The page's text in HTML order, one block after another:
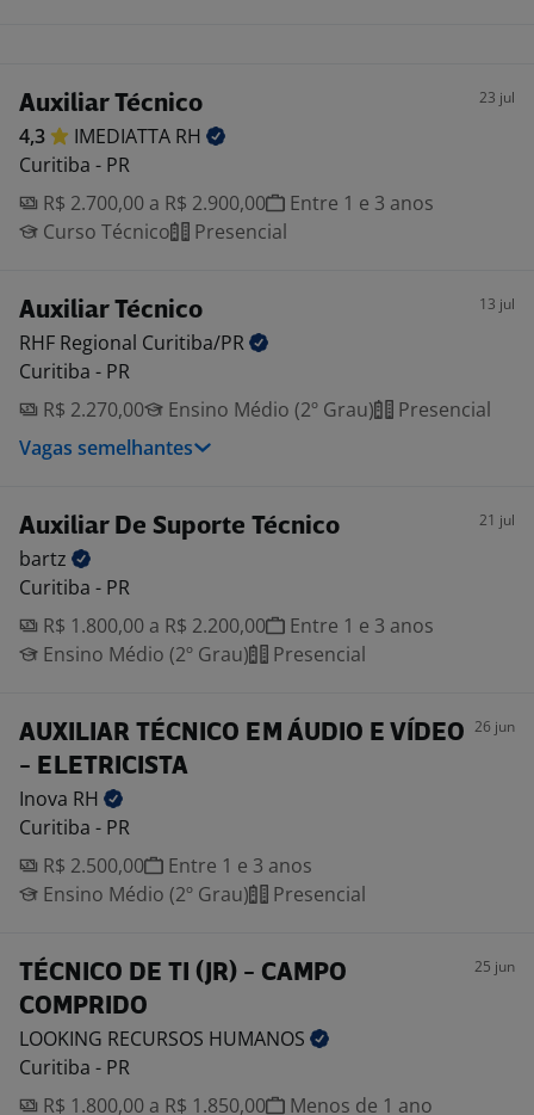
Auxiliar Técnico 23 jul
4,3 IMEDIATTA RH
Curitiba - PR
R$ 2.700,00 a R$ 2.900,00
Entre 1 e 3 anos
Curso Técnico
Presencial
Auxiliar Técnico 13 jul
RHF Regional Curitiba/PR
Curitiba - PR
R$ 2.270,00
Ensino Médio (2º Grau)
Presencial
Vagas semelhantes
Auxiliar De Suporte Técnico 21 jul
bartz
Curitiba - PR
R$ 1.800,00 a R$ 2.200,00
Entre 1 e 3 anos
Ensino Médio (2º Grau)
Presencial
AUXILIAR TÉCNICO EM ÁUDIO E VÍDEO
- ELETRICISTA
26 jun
Inova RH
Curitiba - PR
R$ 2.500,00
Entre 1 e 3 anos
Ensino Médio (2º Grau)
Presencial
TÉCNICO DE TI (JR) - CAMPO
COMPRIDO
25 jun
LOOKING RECURSOS HUMANOS
Curitiba - PR
R$ 1.800,00 a R$ 1.850,00
Menos de 1 ano